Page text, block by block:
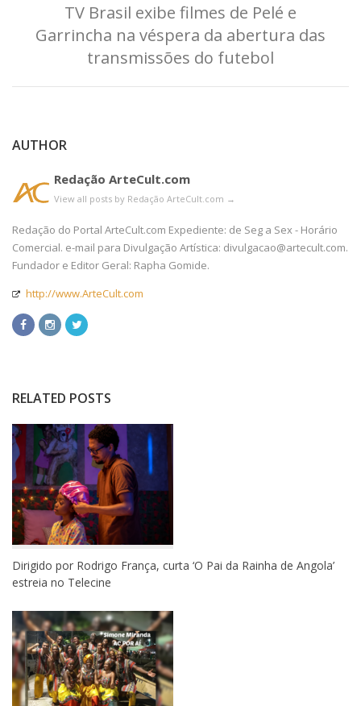
TV Brasil exibe filmes de Pelé e
Garrincha na véspera da abertura das
transmissões do futebol
AUTHOR
Redação ArteCult.com
View all posts by Redação ArteCult.com →
Redação do Portal ArteCult.com Expediente: de Seg a Sex - Horário
Comercial. e-mail para Divulgação Artística: divulgacao@artecult.com.
Fundador e Editor Geral: Rapha Gomide.
http://www.ArteCult.com
RELATED POSTS
Dirigido por Rodrigo França, curta ‘O Pai da Rainha de Angola’
estreia no Telecine